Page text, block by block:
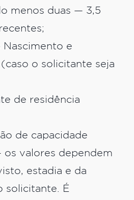
menos duas — 3,5
Nascimento e
o solicitante seja
de residência
de capacidade
os valores dependem
estadia e da
solicitante. É